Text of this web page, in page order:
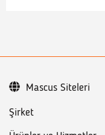
Şirket
Mascus Siteleri